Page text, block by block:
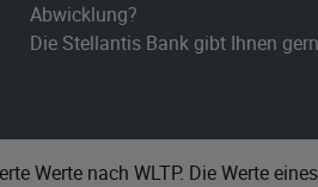
Abwicklung?
Die Stellantis Bank gibt Ihnen
Werte nach WLTP. Die Werte